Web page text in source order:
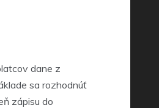
dane z
sa rozhodnúť
zápisu do